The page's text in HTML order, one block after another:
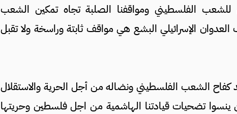
للشعب الفلسطيني ومواقفنا الصلبة تجاه تمكين الشعب
الإسرائيلي البشع هي مواقف ثابتة وراسخة ولا تقبل
كفاح الشعب الفلسطيني ونضاله من أجل الحرية والاستقلال
ينسوا تضحيات قيادتنا الهاشمية من اجل فلسطين وحريتها